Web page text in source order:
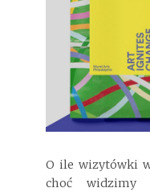
O ile wizytówki
choć